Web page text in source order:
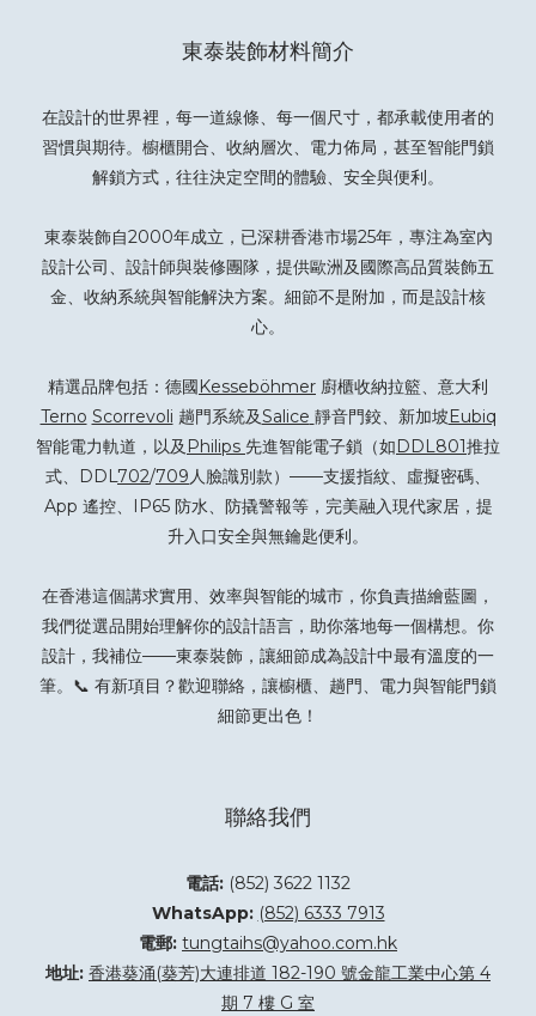
東泰裝飾材料簡介
在設計的世界裡，每一道線條、每一個尺寸，都承載使用者的
習慣與期待。櫥櫃開合、收納層次、電力佈局，甚至智能門鎖
解鎖方式，往往決定空間的體驗、安全與便利。
東泰裝飾自2000年成立，已深耕香港市場25年，專注為室內
設計公司、設計師與裝修團隊，提供歐洲及國際高品質裝飾五
金、收納系統與智能解決方案。細節不是附加，而是設計核
心。
精選品牌包括：德國Kesseböhmer 廚櫃收納拉籃、意大利
Terno Scorrevoli 趟門系統及Salice 靜音門鉸、新加坡Eubiq
智能電力軌道，以及 Philips 先進智能電子鎖（如DDL801推拉
式、DDL702/709人臉識別款）——支援指紋、虛擬密碼、
App 遙控、IP65 防水、防撬警報等，完美融入現代家居，提
升入口安全與無鑰匙便利。
在香港這個講求實用、效率與智能的城市，你負責描繪藍圖，
我們從選品開始理解你的設計語言，助你落地每一個構想。你
設計，我補位——東泰裝飾，讓細節成為設計中最有溫度的一
筆。📞 有新項目？歡迎聯絡 ，讓櫥櫃、趟門、電力與智能門鎖
細節更出色！
聯絡我們
電話: (852) 3622 1132
WhatsApp: (852) 6333 7913
電郵: tungtaihs@yahoo.com.hk
地址: 香港葵涌(葵芳)大連排道 182-190 號金龍工業中心第 4
期 7 樓 G 室